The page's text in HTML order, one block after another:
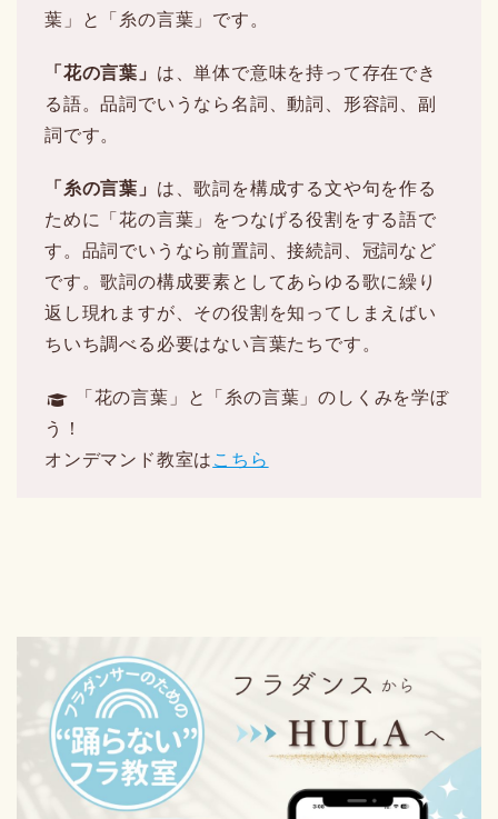
葉」と「糸の言葉」です。
「花の言葉」 は、単体で意味を持って存在でき
る語。品詞でいうなら名詞、動詞、形容詞、副
詞です。
「糸の言葉」 は、歌詞を構成する文や句を作る
ために「花の言葉」をつなげる役割をする語で
す。品詞でいうなら前置詞、接続詞、冠詞など
です。歌詞の構成要素としてあらゆる歌に繰り
返し現れますが、その役割を知ってしまえばい
ちいち調べる必要はない言葉たちです。
「花の言葉」と「糸の言葉」のしくみを学ぼ
う！
オンデマンド教室は こちら